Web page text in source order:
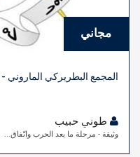
مجاني
المجمع البطريركي الماروني -
وثيقة - مرحلة ما بعد الحرب واتّفاق...